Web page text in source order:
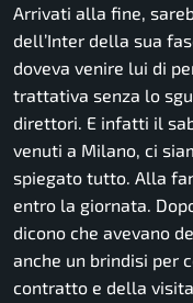
Arrivati alla fine,
dell’Inter della sua
doveva venire lui di
trattativa senza lo
direttori. E infatti il
venuti a Milano, ci
spiegato tutto. Alla
entro la giornata.
dicono che avevano
anche un brindisi per
contratto e della